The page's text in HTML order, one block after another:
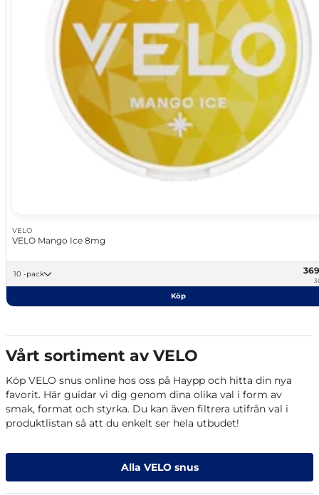
VELO
VELO Mango Ice 8mg
10 -pack
Köp
Vårt sortiment av VELO
Köp VELO snus online hos oss på Haypp och hitta din nya
favorit. Här guidar vi dig genom dina olika val i form av
smak, format och styrka. Du kan även filtrera utifrån val i
produktlistan så att du enkelt ser hela utbudet!
Alla VELO snus